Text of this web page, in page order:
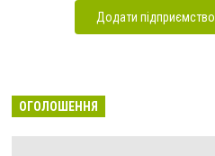
Додати підприємство
ОГОЛОШЕННЯ